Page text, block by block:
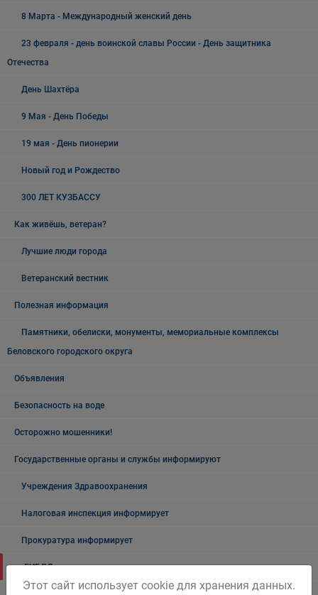
8 Марта - Международный женский день
23 февраля - день воинской славы России - День защитника
Отечества
День Шахтёра
9 Мая - День Победы
19 мая - День пионерии
Новый год и Рождество
300 ЛЕТ КУЗБАССУ
Как живёшь, ветеран?
Лучшие люди города
Ветеранский вестник
Полезная информация
Памятники, обелиски, монументы, мемориальные комплексы
Беловского городского округа
Объявления
Безопасность на воде
Осторожно мошенники!
Государственные органы и службы информируют
Учреждения Здравоохранения
Налоговая инспекция информирует
Прокуратура информирует
ГИБДД
Этот сайт использует cookie для хранения данных.